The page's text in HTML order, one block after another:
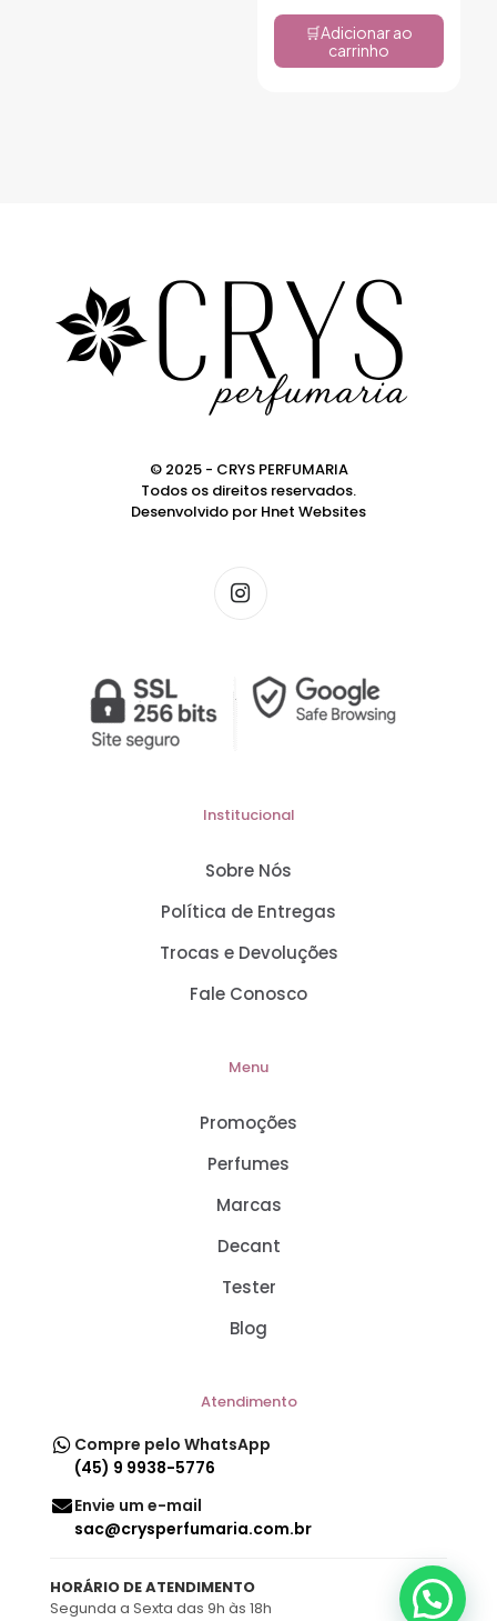
Adicionar ao
carrinho
© 2025 - CRYS PERFUMARIA
Todos os direitos reservados.
Desenvolvido por Hnet Websites
Institucional
Sobre Nós
Política de Entregas
Trocas e Devoluções
Fale Conosco
Menu
Promoções
Perfumes
Marcas
Decant
Tester
Blog
Atendimento
Compre pelo WhatsApp
(45) 9 9938-5776
Envie um e-mail
sac@crysperfumaria.com.br
HORÁRIO DE ATENDIMENTO
Segunda a Sexta das 9h às 18h